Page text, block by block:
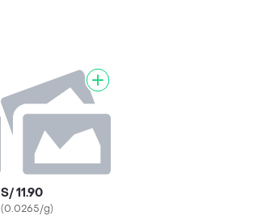
S/ 11.90
(0.0265/g)